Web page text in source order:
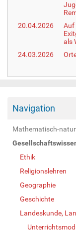
20.04.2026
Auf
als
24.03.2026
Navigation
Mathematisch-
Ethik
Religionslehren
Geographie
Geschichte
Landeskunde,